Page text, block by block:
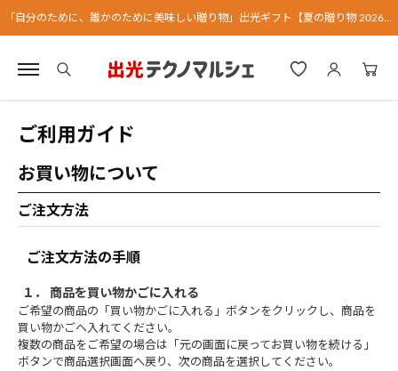
ご利用ガイド
お買い物について
ご注文方法
ご注文方法の手順
１． 商品を買い物かごに入れる
ご希望の商品の「買い物かごに入れる」ボタンをクリックし、商品を
買い物かごへ入れてください。
複数の商品をご希望の場合は「元の画面に戻ってお買い物を続ける」
ボタンで商品選択画面へ戻り、次の商品を選択してください。